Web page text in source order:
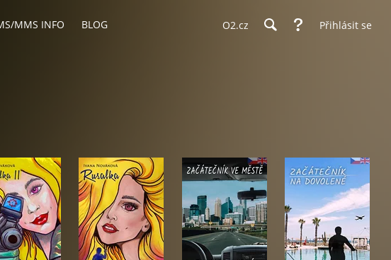
MMS INFO BLOG O2.cz Přihlásit se